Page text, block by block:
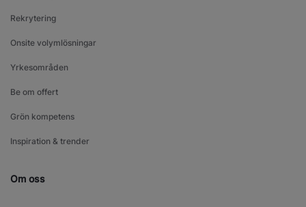
Rekrytering
Onsite volymlösningar
Yrkesområden
Be om offert
Grön kompetens
Inspiration & trender
Om oss